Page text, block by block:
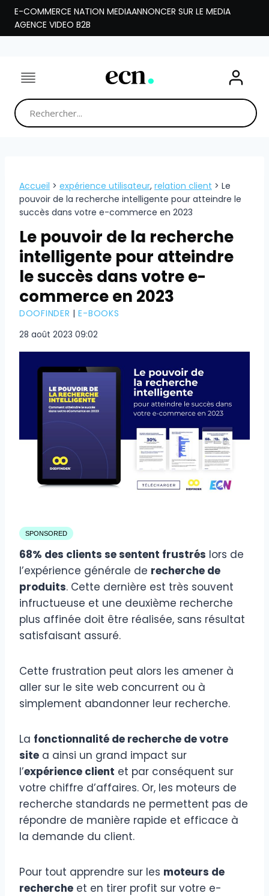
Aller
contenu
E-COMMERCE NATION MEDIAANNONCER SUR LE MEDIA
AGENCE VIDEO B2B
Accueil > expérience utilisateur, relation client > Le
pouvoir de la recherche intelligente pour atteindre le
succès dans votre e-commerce en 2023
Le pouvoir de la recherche
intelligente pour atteindre
le succès dans votre e-
commerce en 2023
DOOFINDER |E-BOOKS
28 août 2023 09:02
SPONSORED
68% des clients se sentent frustrés lors de
l’expérience générale de recherche de
produits. Cette dernière est très souvent
infructueuse et une deuxième recherche
plus affinée doit être réalisée, sans résultat
satisfaisant assuré.
Cette frustration peut alors les amener à
aller sur le site web concurrent ou à
simplement abandonner leur recherche.
La fonctionnalité de recherche de votre
site a ainsi un grand impact sur
l’expérience client et par conséquent sur
votre chiffre d’affaires. Or, les moteurs de
recherche standards ne permettent pas de
répondre de manière rapide et efficace à
la demande du client.
Pour tout apprendre sur les moteurs de
recherche et en tirer profit sur votre e-